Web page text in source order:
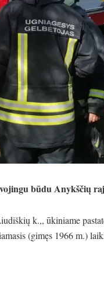
būdu Anykščių
k.,, ūkiniame
(gimęs 1966 m.)